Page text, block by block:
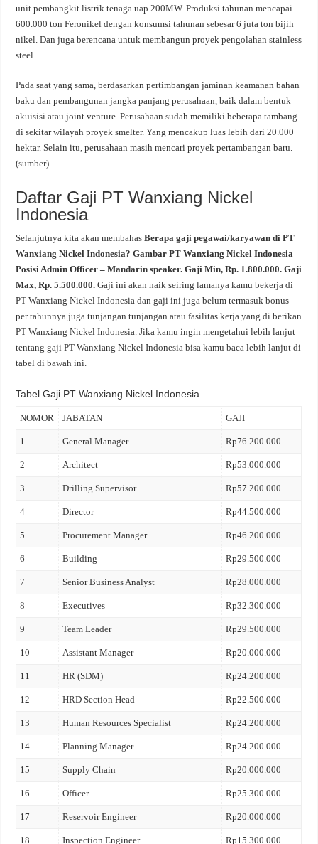
unit pembangkit listrik tenaga uap 200MW. Produksi tahunan mencapai
600.000 ton Feronikel dengan konsumsi tahunan sebesar 6 juta ton bijih
nikel. Dan juga berencana untuk membangun proyek pengolahan stainless
steel.
Pada saat yang sama, berdasarkan pertimbangan jaminan keamanan bahan
baku dan pembangunan jangka panjang perusahaan, baik dalam bentuk
akuisisi atau joint venture. Perusahaan sudah memiliki beberapa tambang
di sekitar wilayah proyek smelter. Yang mencakup luas lebih dari 20.000
hektar. Selain itu, perusahaan masih mencari proyek pertambangan baru.
(sumber)
Daftar Gaji PT Wanxiang Nickel
Indonesia
Selanjutnya kita akan membahasBerapa gaji pegawai/karyawan di PT
Wanxiang Nickel Indonesia? Gambar PT Wanxiang Nickel Indonesia
Posisi Admin Officer – Mandarin speaker. Gaji Min, Rp. 1.800.000. Gaji
Max, Rp. 5.500.000.Gaji ini akan naik seiring lamanya kamu bekerja di
PT Wanxiang Nickel Indonesia dan gaji ini juga belum termasuk bonus
per tahunnya juga tunjangan tunjangan atau fasilitas kerja yang di berikan
PT Wanxiang Nickel Indonesia. Jika kamu ingin mengetahui lebih lanjut
tentang gaji PT Wanxiang Nickel Indonesia bisa kamu baca lebih lanjut di
tabel di bawah ini.
Tabel Gaji PT Wanxiang Nickel Indonesia
NOMOR JABATAN GAJI
1 General Manager Rp76.200.000
2 Architect Rp53.000.000
3 Drilling Supervisor Rp57.200.000
4 Director Rp44.500.000
5 Procurement Manager Rp46.200.000
6 Building Rp29.500.000
7 Senior Business Analyst Rp28.000.000
8 Executives Rp32.300.000
9 Team Leader Rp29.500.000
10 Assistant Manager Rp20.000.000
11 HR (SDM) Rp24.200.000
12 HRD Section Head Rp22.500.000
13 Human Resources Specialist Rp24.200.000
14 Planning Manager Rp24.200.000
15 Supply Chain Rp20.000.000
16 Officer Rp25.300.000
17 Reservoir Engineer Rp20.000.000
18 Inspection Engineer Rp15.300.000